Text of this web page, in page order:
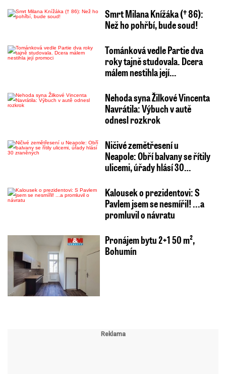
Smrt Milana Knížáka († 86):
Než ho pohřbí, bude soud!
Tománková vedle Partie dva
roky tajně studovala. Dcera
málem nestihla její…
Nehoda syna Žilkové Vincenta
Navrátila: Výbuch v autě
odnesl rozkrok
Ničivé zemětřesení u
Neapole: Obří balvany se řítily
ulicemi, úřady hlásí 30…
Kalousek o prezidentovi: S
Pavlem jsem se nesmířil! ...a
promluvil o návratu
Pronájem bytu 2+1 50 m²,
Bohumín